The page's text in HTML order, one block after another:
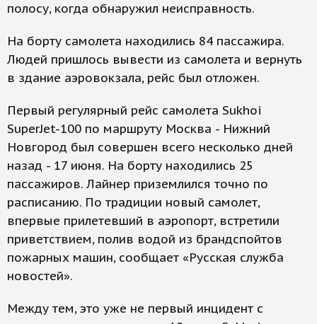
полосу, когда обнаружил неисправность.
На борту самолета находились 84 пассажира.
Людей пришлось вывести из самолета и вернуть
в здание аэровокзала, рейс был отложен.
Первый регулярный рейс самолета Sukhoi
SuperJet-100 по маршруту Москва - Нижний
Новгород был совершен всего несколько дней
назад - 17 июня. На борту находились 25
пассажиров. Лайнер приземлился точно по
расписанию. По традиции новый самолет,
впервые прилетевший в аэропорт, встретили
приветствием, полив водой из брандспойтов
пожарных машин, сообщает «Русская служба
новостей».
Между тем, это уже не первый инцидент с